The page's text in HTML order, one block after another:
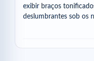
exibir braços
deslumbrantes sob os